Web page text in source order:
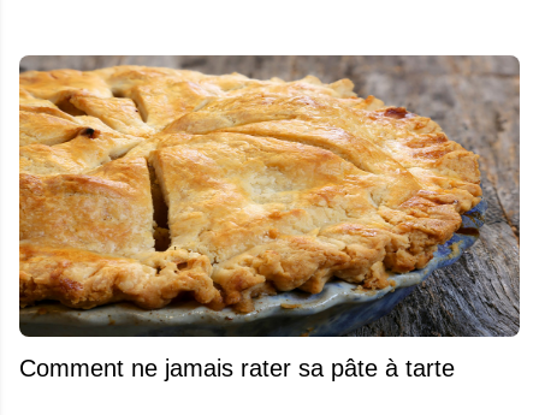
Comment ne jamais rater sa pâte à tarte